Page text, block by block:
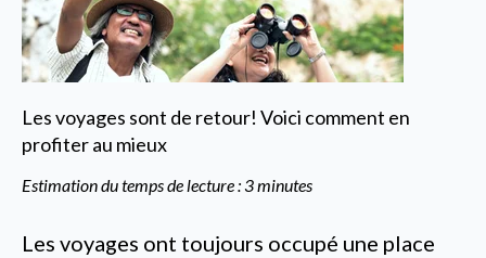
Les voyages sont de retour! Voici comment en
profiter au mieux
Estimation du temps de lecture : 3 minutes
Les voyages ont toujours occupé une place